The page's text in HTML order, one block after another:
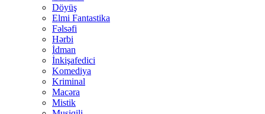
Döyüş
Elmi Fantastika
Fəlsəfi
Hərbi
İdman
İnkişafedici
Komediya
Kriminal
Macəra
Mistik